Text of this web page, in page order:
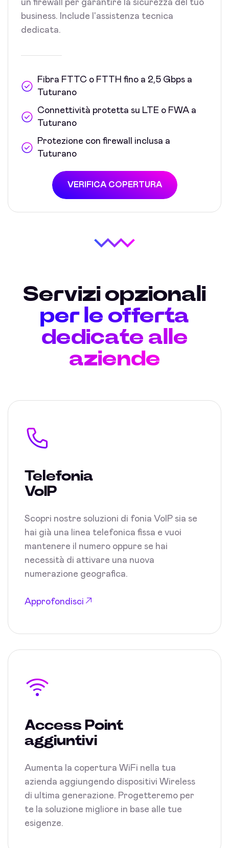
un firewall per garantire la sicurezza del tuo
business. Include l'assistenza tecnica
dedicata.
Fibra FTTC o FTTH fino a 2,5 Gbps a
Tuturano
Connettività protetta su LTE o FWA a
Tuturano
Protezione con firewall inclusa a
Tuturano
VERIFICA COPERTURA
Servizi opzionali
per le offerta
dedicate alle
aziende
Telefonia
VoIP
Scopri nostre soluzioni di fonia VoIP sia se
hai già una linea telefonica fissa e vuoi
mantenere il numero oppure se hai
necessità di attivare una nuova
numerazione geografica.
Approfondisci
Access Point
aggiuntivi
Aumenta la copertura WiFi nella tua
azienda aggiungendo dispositivi Wireless
di ultima generazione. Progetteremo per
te la soluzione migliore in base alle tue
esigenze.